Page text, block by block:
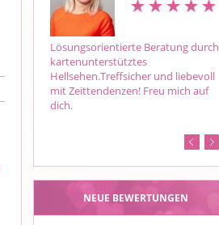
Lösungsorientierte Beratung durch
kartenunterstütztes
Hellsehen.Treffsicher und liebevoll
mit Zeittendenzen! Freu mich auf
dich.
NEUE BEWERTUNGEN